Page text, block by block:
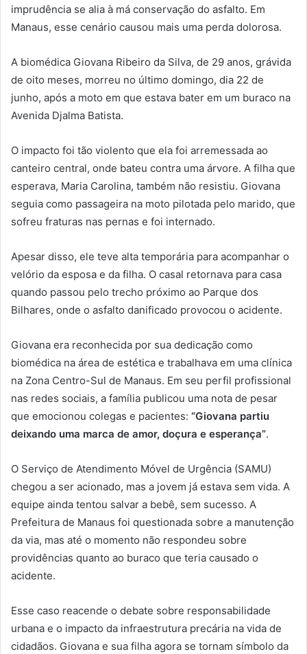
imprudência se alia à má conservação do asfalto. Em
Manaus, esse cenário causou mais uma perda dolorosa.
A biomédica Giovana Ribeiro da Silva, de 29 anos, grávida
de oito meses, morreu no último domingo, dia 22 de
junho, após a moto em que estava bater em um buraco na
Avenida Djalma Batista.
O impacto foi tão violento que ela foi arremessada ao
canteiro central, onde bateu contra uma árvore. A filha que
esperava, Maria Carolina, também não resistiu. Giovana
seguia como passageira na moto pilotada pelo marido, que
sofreu fraturas nas pernas e foi internado.
Apesar disso, ele teve alta temporária para acompanhar o
velório da esposa e da filha. O casal retornava para casa
quando passou pelo trecho próximo ao Parque dos
Bilhares, onde o asfalto danificado provocou o acidente.
Giovana era reconhecida por sua dedicação como
biomédica na área de estética e trabalhava em uma clínica
na Zona Centro-Sul de Manaus. Em seu perfil profissional
nas redes sociais, a família publicou uma nota de pesar
que emocionou colegas e pacientes: “Giovana partiu
deixando uma marca de amor, doçura e esperança”.
O Serviço de Atendimento Móvel de Urgência (SAMU)
chegou a ser acionado, mas a jovem já estava sem vida. A
equipe ainda tentou salvar a bebê, sem sucesso. A
Prefeitura de Manaus foi questionada sobre a manutenção
da via, mas até o momento não respondeu sobre
providências quanto ao buraco que teria causado o
acidente.
Esse caso reacende o debate sobre responsabilidade
urbana e o impacto da infraestrutura precária na vida de
cidadãos. Giovana e sua filha agora se tornam símbolo da